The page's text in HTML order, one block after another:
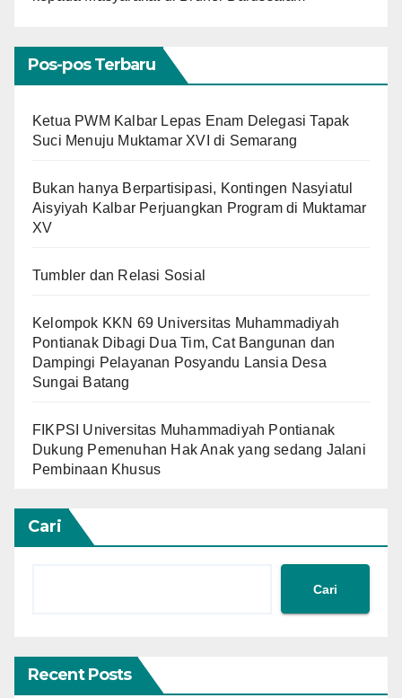
Pos-pos Terbaru
Ketua PWM Kalbar Lepas Enam Delegasi Tapak
Suci Menuju Muktamar XVI di Semarang
Bukan hanya Berpartisipasi, Kontingen Nasyiatul
Aisyiyah Kalbar Perjuangkan Program di Muktamar
XV
Tumbler dan Relasi Sosial
Kelompok KKN 69 Universitas Muhammadiyah
Pontianak Dibagi Dua Tim, Cat Bangunan dan
Dampingi Pelayanan Posyandu Lansia Desa
Sungai Batang
FIKPSI Universitas Muhammadiyah Pontianak
Dukung Pemenuhan Hak Anak yang sedang Jalani
Pembinaan Khusus
Cari
Cari
Recent Posts